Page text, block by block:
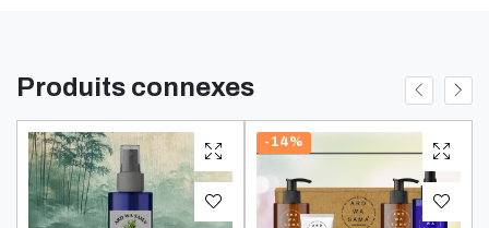
Produits connexes
-14%